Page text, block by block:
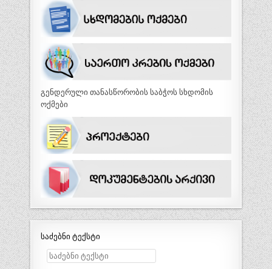
გენდერული თანასწორობის საბჭოს სხდომის
ოქმები
საძებნი ტექსტი